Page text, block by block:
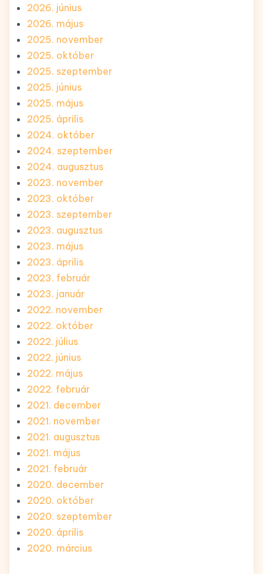
2026. június
2026. május
2025. november
2025. október
2025. szeptember
2025. június
2025. május
2025. április
2024. október
2024. szeptember
2024. augusztus
2023. november
2023. október
2023. szeptember
2023. augusztus
2023. május
2023. április
2023. február
2023. január
2022. november
2022. október
2022. július
2022. június
2022. május
2022. február
2021. december
2021. november
2021. augusztus
2021. május
2021. február
2020. december
2020. október
2020. szeptember
2020. április
2020. március